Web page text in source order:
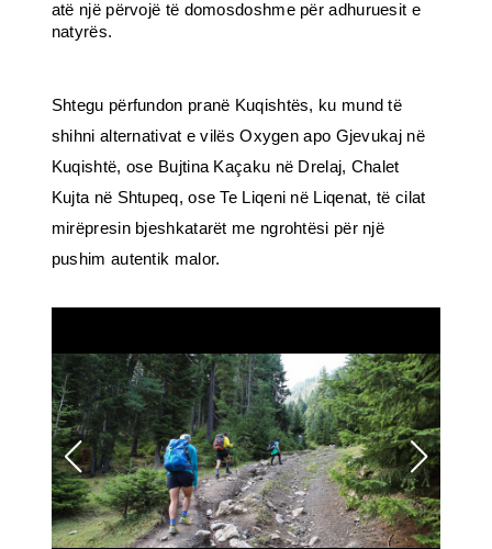
atë një përvojë të domosdoshme për adhuruesit e
natyrës.
Shtegu përfundon pranë Kuqishtës, ku mund të
shihni alternativat e vilës Oxygen apo Gjevukaj në
Kuqishtë, ose Bujtina Kaçaku në Drelaj, Chalet
Kujta në Shtupeq, ose Te Liqeni në Liqenat, të cilat
mirëpresin bjeshkatarët me ngrohtësi për një
pushim autentik malor.